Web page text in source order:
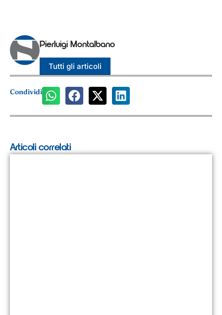
Pierluigi Montalbano
Tutti gli articoli
Condividi
Articoli correlati